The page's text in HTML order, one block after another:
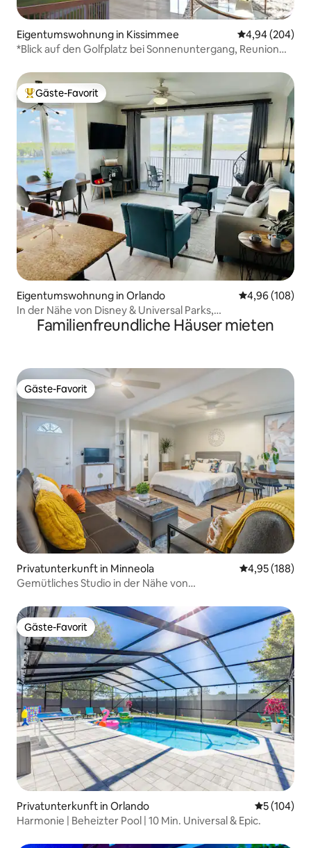
Eigentumswohnung in Kissimmee
4,94 (204)
*Blick auf den Golfplatz bei Sonnenuntergang, Reunion
Beliebter Gäste-Favorit.
Gäste-Favorit
Eigentumswohnung in Orlando
4,96 (108)
In der Nähe von Disney & Universal Parks,
atemberaubender Seeblick
Familienfreundliche Häuser mieten
Gäste-Favorit
Gäste-Favorit
Privatunterkunft in Minneola
4,95 (188)
Gemütliches Studio in der Nähe von
Gäste-Favorit
Gäste-Favorit
Privatunterkunft in Orlando
5 (104)
Harmonie | Beheizter Pool | 10 Min. Universal & Epic.